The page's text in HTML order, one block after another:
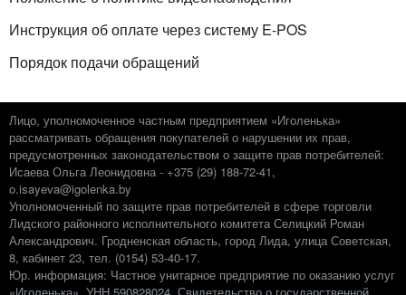
Инструкция об оплате через систему E-POS
Порядок подачи обращений
Лицо, уполномоченное частным предприятием «Иголенька»
рассматривать обращения покупателей о нарушении их прав,
предусмотренных законодательством о защите прав потребителей:
Исаева Ольга Леонидовна - +375 (29) 188-72-41,
o.isayeva@igolenka.by
Уполномоченный по защите прав потребителей в сфере торговли
Лидского районного исполнительного комитета Селицкий Роман
Александрович. Гродненская область, город Лида, улица Советская,
8, кабинет 23, тел. (0154) 53-40-17.
Юр. информация: Частное унитарное предприятие по оказанию услуг